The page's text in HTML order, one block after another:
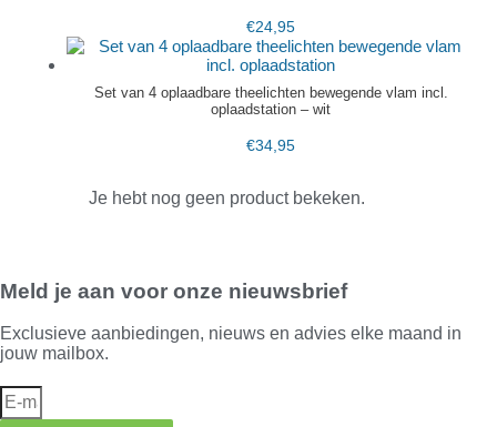
€24,95
Set van 4 oplaadbare theelichten bewegende vlam incl.
oplaadstation – wit
€34,95
Je hebt nog geen product bekeken.
Meld je aan voor onze nieuwsbrief
Exclusieve aanbiedingen, nieuws en advies elke maand in
jouw mailbox.